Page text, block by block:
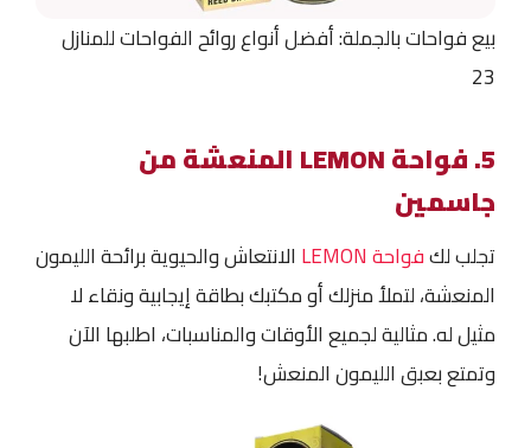
بيع فواحات بالجملة: أفضل أنواع روائح الفواحات للمنازل
23
5. فواحة LEMON المنعشة من
جاسمين
تجلب لكفواحة LEMON
الانتعاش والحيوية برائحة الليمون
المنعشة، لتملأ منزلك أو مكتبك بطاقة إيجابية ونقاء لا
مثيل له. مثالية لجميع الأوقات والمناسبات، اطلبها الآن
وتمتع بعبق الليمون المنعش!